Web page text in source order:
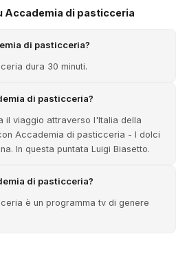
Accademia di pasticceria
di pasticceria?
dura 30 minuti.
di pasticceria?
il viaggio attraverso l'Italia della
Accademia di pasticceria - I dolci
In questa puntata Luigi Biasetto.
di pasticceria?
è un programma tv di genere